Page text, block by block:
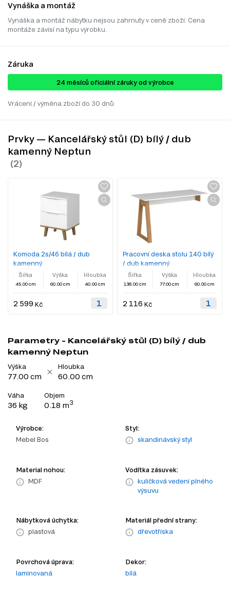
Vynáška a montáž
Vynáška a montáž nábytku nejsou zahrnuty v ceně zboží. Cena
montáže závisí na typu výrobku.
Záruka
24 ​​​​měsíců oficiální záruky od výrobce
Vrácení / výměna zboží do 30 dnů
Prvky — Kancelářský stůl (D) bílý / dub
kamenný Neptun
Komoda 2s/46 bílá / dub
kamenný
Šířka
45.00 cm
Výška
60.00 cm
Hloubka
40.00 cm
2 599 Kč
Pracovní deska stolu 140 bílý
/ dub kamenný
Šířka
138.00 cm
Výška
77.00 cm
Hloubka
60.00 cm
2 116 Kč
Parametry - Kancelářský stůl (D) bílý / dub
kamenný Neptun
Výška
77.00 cm
Hloubka
60.00 cm
Váha
36 kg
Objem
0.18 m3
Výrobce:
Mebel Bos
Styl:
skandinávský styl
Material nohou:
MDF
Vodítka zásuvek:
kuličková vedení plného
výsuvu
Nábytková úchytka:
plastová
Materiál přední strany:
dřevotříska
Povrchová úprava:
laminovaná
Dekor:
bílá